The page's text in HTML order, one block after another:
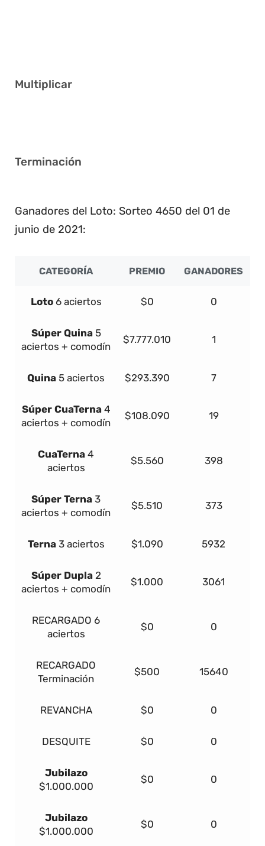
Multiplicar
Terminación
Ganadores del Loto: Sorteo 4650 del 01 de
junio de 2021:
CATEGORÍA PREMIO GANADORES
Loto 6 aciertos $0 0
Súper Quina 5
aciertos + comodín
$7.777.010 1
Quina 5 aciertos $293.390 7
Súper CuaTerna 4
aciertos + comodín
$108.090 19
CuaTerna 4
aciertos
$5.560 398
Súper Terna 3
aciertos + comodín
$5.510 373
Terna 3 aciertos $1.090 5932
Súper Dupla 2
aciertos + comodín
$1.000 3061
RECARGADO 6
aciertos
$0 0
RECARGADO
Terminación
$500 15640
REVANCHA $0 0
DESQUITE $0 0
Jubilazo
$1.000.000
$0 0
Jubilazo
$1.000.000
$0 0